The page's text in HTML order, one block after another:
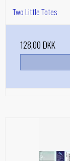
Two Little Totes
128,00 DKK